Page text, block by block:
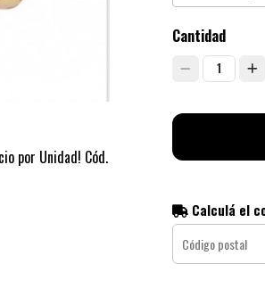
por Unidad! Cód.
Cantidad
1
Calculá el